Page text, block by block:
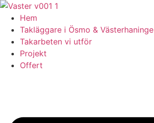
Skip
content
Hem
Takläggare i Ösmo & Västerhaninge
Takarbeten vi utför
Projekt
Offert